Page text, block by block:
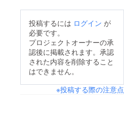
ていただき、ページの
拡散・シェア等、応援
していただければ幸い
です。 よろしくお願
いいたします！！
くお願いします！！
投稿するには ログイン が
必要です。
プロジェクトオーナーの承
認後に掲載されます。承認
された内容を削除すること
はできません。
※投稿する際の注意点